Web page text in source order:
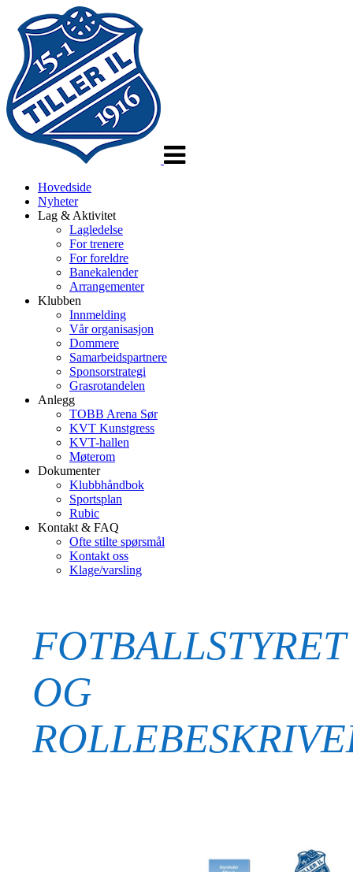
Hovedside
Nyheter
Lag & Aktivitet
Lagledelse
For trenere
For foreldre
Banekalender
Arrangementer
Klubben
Innmelding
Vår organisasjon
Dommere
Samarbeidspartnere
Sponsorstrategi
Grasrotandelen
Anlegg
TOBB Arena Sør
KVT Kunstgress
KVT-hallen
Møterom
Dokumenter
Klubbhåndbok
Sportsplan
Rubic
Kontakt & FAQ
Ofte stilte spørsmål
Kontakt oss
Klage/varsling
FOTBALLSTYRET
OG